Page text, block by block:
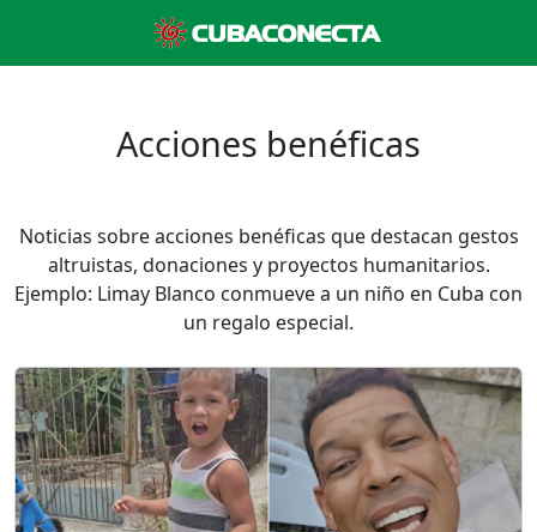
Acciones benéficas
Noticias sobre acciones benéficas que destacan gestos
altruistas, donaciones y proyectos humanitarios.
Ejemplo: Limay Blanco conmueve a un niño en Cuba con
un regalo especial.